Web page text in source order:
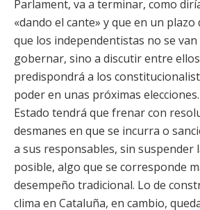
Parlament, va a terminar, como
«dando el cante» y que en un plazo
que los independentistas no se van
gobernar, sino a discutir entre
predispondrá a los
poder en unas próximas
Estado tendrá que frenar con
desmanes en que se incurra o
a sus responsables, sin suspender
posible, algo que se corresponde
desempeño tradicional. Lo de
clima en Cataluña, en cambio,